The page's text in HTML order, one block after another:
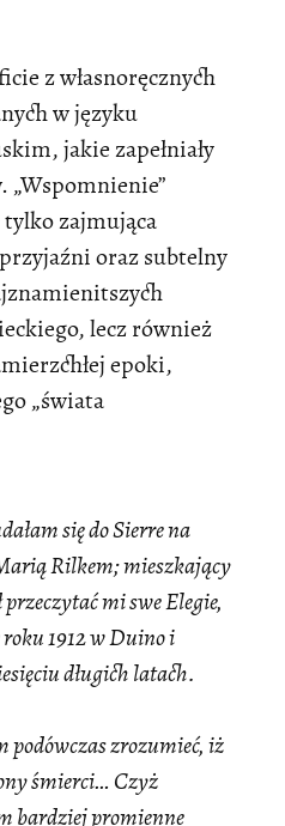
z własnoręcznych
w języku
jakie zapełniały
zajmująca
oraz subtelny
lecz również
epoki,
„świata
się do Sierre na
Rilkem; mieszkający
mi swe Elegie,
1912 w Duino i
długich latach.
podówczas zrozumieć, iż
śmierci… Czyż
bardziej promienne